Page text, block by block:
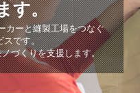
す。
カーと縫製工場をつなぐ
スです。
づくりを支援します。